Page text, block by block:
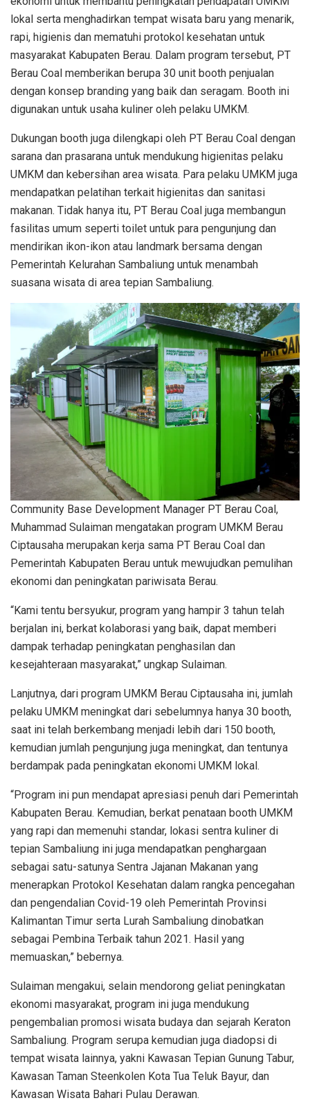
lokal serta menghadirkan tempat wisata baru yang menarik,
rapi, higienis dan mematuhi protokol kesehatan untuk
masyarakat Kabupaten Berau. Dalam program tersebut, PT
Berau Coal memberikan berupa 30 unit booth penjualan
dengan konsep branding yang baik dan seragam. Booth ini
digunakan untuk usaha kuliner oleh pelaku UMKM.
Dukungan booth juga dilengkapi oleh PT Berau Coal dengan
sarana dan prasarana untuk mendukung higienitas pelaku
UMKM dan kebersihan area wisata. Para pelaku UMKM juga
mendapatkan pelatihan terkait higienitas dan sanitasi
makanan. Tidak hanya itu, PT Berau Coal juga membangun
fasilitas umum seperti toilet untuk para pengunjung dan
mendirikan ikon-ikon atau landmark bersama dengan
Pemerintah Kelurahan Sambaliung untuk menambah
suasana wisata di area tepian Sambaliung.
Community Base Development Manager PT Berau Coal,
Muhammad Sulaiman mengatakan program UMKM Berau
Ciptausaha merupakan kerja sama PT Berau Coal dan
Pemerintah Kabupaten Berau untuk mewujudkan pemulihan
ekonomi dan peningkatan pariwisata Berau.
“Kami tentu bersyukur, program yang hampir 3 tahun telah
berjalan ini, berkat kolaborasi yang baik, dapat memberi
dampak terhadap peningkatan penghasilan dan
kesejahteraan masyarakat,” ungkap Sulaiman.
Lanjutnya, dari program UMKM Berau Ciptausaha ini, jumlah
pelaku UMKM meningkat dari sebelumnya hanya 30 booth,
saat ini telah berkembang menjadi lebih dari 150 booth,
kemudian jumlah pengunjung juga meningkat, dan tentunya
berdampak pada peningkatan ekonomi UMKM lokal.
“Program ini pun mendapat apresiasi penuh dari Pemerintah
Kabupaten Berau. Kemudian, berkat penataan booth UMKM
yang rapi dan memenuhi standar, lokasi sentra kuliner di
tepian Sambaliung ini juga mendapatkan penghargaan
sebagai satu-satunya Sentra Jajanan Makanan yang
menerapkan Protokol Kesehatan dalam rangka pencegahan
dan pengendalian Covid-19 oleh Pemerintah Provinsi
Kalimantan Timur serta Lurah Sambaliung dinobatkan
sebagai Pembina Terbaik tahun 2021. Hasil yang
memuaskan,” bebernya.
Sulaiman mengakui, selain mendorong geliat peningkatan
ekonomi masyarakat, program ini juga mendukung
pengembalian promosi wisata budaya dan sejarah Keraton
Sambaliung. Program serupa kemudian juga diadopsi di
tempat wisata lainnya, yakni Kawasan Tepian Gunung Tabur,
Kawasan Taman Steenkolen Kota Tua Teluk Bayur, dan
Kawasan Wisata Bahari Pulau Derawan.